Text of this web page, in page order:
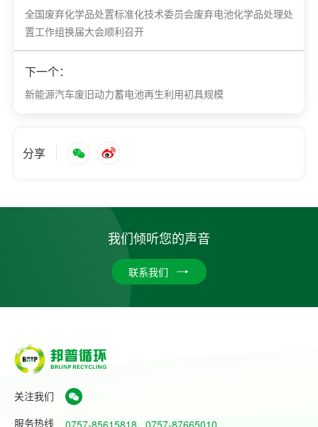
全国废弃化学品处置标准化技术委员会废弃电池化学品处理处
置工作组换届大会顺利召开
下一个：
新能源汽车废旧动力蓄电池再生利用初具规模
分享
我们倾听您的声音
联系我们
关注我们
服务热线
0757-85615818 0757-87665010